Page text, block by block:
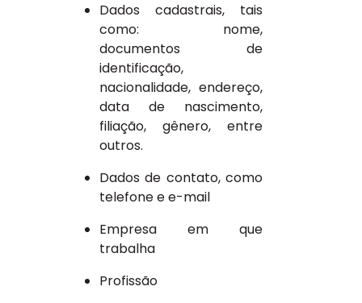
Dados cadastrais, tais
como: nome,
documentos de
identificação,
nacionalidade, endereço,
data de nascimento,
filiação, gênero, entre
outros.
Dados de contato, como
telefone e e-mail
Empresa em que
trabalha
Profissão